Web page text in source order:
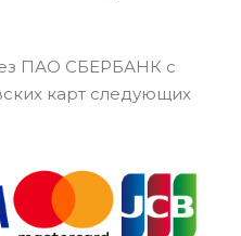
ПАО СБЕРБАНК с
карт следующих